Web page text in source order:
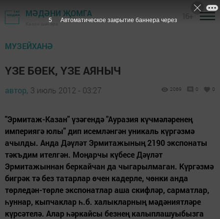
МӘДӘНИ ҖОМГА
Казан шәһәре
МУЗЕЙХАНӘ
ҮЗЕ БӨЕК, ҮЗЕ АЯНЫЧ
автор, 3 июль 2012 - 03:27 2069 0 0
"Эрмитаж-Казан" үзәгендә "Ауразия күчмәләренең
империягә юлы" дип исемләнгән уникаль күргәзмә
ачылды. Анда Дәүләт Эрмитажының 2190 экспонаты
тәкъдим ителгән. Моңарчы күбесе Дәүләт
Эрмитажыннан беркайчан да чыгарылмаган. Күргәзмә
бигрәк тә без татарлар өчен кадерле, чөнки анда
төрледән-төрле экспонатлар аша скифләр, сарматлар,
һуннар, кыпчаклар һ.б. халыкларның мәдәниятләре
күрсәтелә. Алар һәркайсы безнең калыплашуыбызга
4 Автоматическое закрытие баннера через